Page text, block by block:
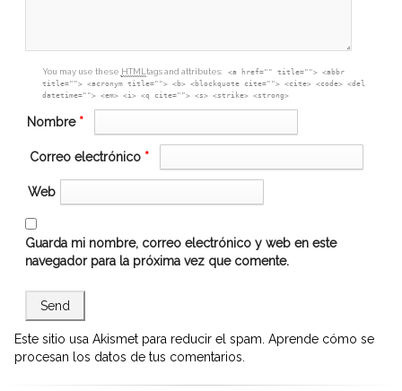
You may use these HTML tags and attributes:
<a href="" title=""> <abbr
title=""> <acronym title=""> <b> <blockquote cite=""> <cite> <code> <del
datetime=""> <em> <i> <q cite=""> <s> <strike> <strong>
Nombre *
Correo electrónico *
Web
Guarda mi nombre, correo electrónico y web en este
navegador para la próxima vez que comente.
Este sitio usa Akismet para reducir el spam. Aprende cómo se
procesan los datos de tus comentarios.